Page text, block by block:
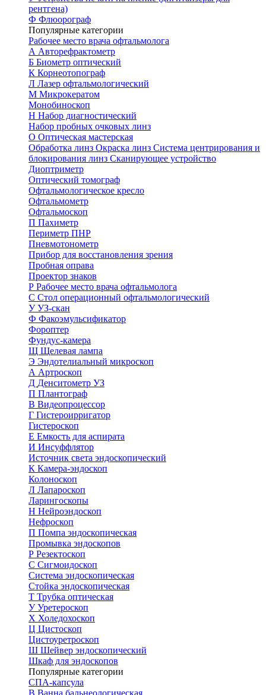
рентгена)
Ф Флюорограф
Популярные категории
Рабочее место врача офтальмолога
А Авторефрактометр
Б Биометр оптический
К Корнеотопограф
Л Лазер офтальмологический
М Микрокератом
Монобиноскоп
Н Набор диагностический
Набор пробных очковых линз
О Оптическая мастерская
Обработка линз Окраска линз Система центрирования и
блокирования линз Сканирующее устройство
Диоптриметр
Оптический томограф
Офтальмологическое кресло
Офтальмометр
Офтальмоскоп
П Пахиметр
Периметр ПНР
Пневмотонометр
Прибор для восстановления зрения
Пробная оправа
Проектор знаков
Р Рабочее место врача офтальмолога
С Стол операционный офтальмологический
УУЗ-скан
Ф Факоэмульсификатор
Фороптер
Фундус-камера
Щ Щелевая лампа
Э Эндотелиальный микроскоп
А Артроскоп
Д Денситометр УЗ
П Плантограф
В Видеопроцессор
Г Гистероирригатор
Гистероскоп
Е Емкость для аспирата
И Инсуффлятор
Источник света эндоскопический
К Камера-эндоскоп
Колоноскоп
Л Лапароскоп
Ларингоскопы
Н Нейроэндоскоп
Нефроскоп
П Помпа эндоскопическая
Промывка эндоскопов
Р Резектоскоп
С Сигмоидоскоп
Система эндоскопическая
Стойка эндоскопическая
Т Трубка оптическая
УУретероскоп
Х Холедохоскоп
Ц Цистоскоп
Цистоуретроскоп
Ш Шейвер эндоскопический
Шкаф для эндоскопов
Популярные категории
СПА-капсула
В Ванна бальнеологическая